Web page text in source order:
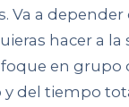
Va a
hacer a la
en grupo
y del tiempo